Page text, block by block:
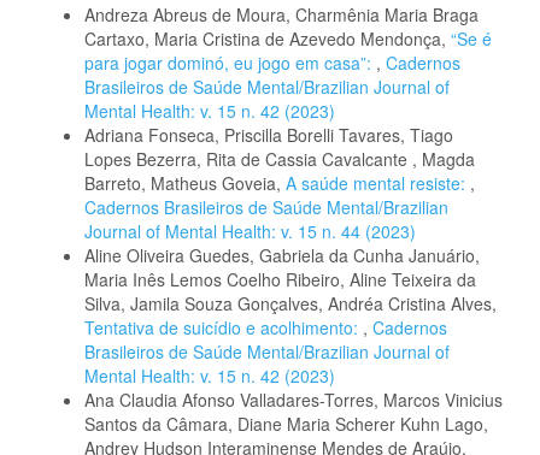
Andreza Abreus de Moura, Charmênia Maria Braga
Cartaxo, Maria Cristina de Azevedo Mendonça, “Se é
para jogar dominó, eu jogo em casa”: , Cadernos
Brasileiros de Saúde Mental/Brazilian Journal of
Mental Health: v. 15 n. 42 (2023)
Adriana Fonseca, Priscilla Borelli Tavares, Tiago
Lopes Bezerra, Rita de Cassia Cavalcante , Magda
Barreto, Matheus Goveia, A saúde mental resiste: ,
Cadernos Brasileiros de Saúde Mental/Brazilian
Journal of Mental Health: v. 15 n. 44 (2023)
Aline Oliveira Guedes, Gabriela da Cunha Januário,
Maria Inês Lemos Coelho Ribeiro, Aline Teixeira da
Silva, Jamila Souza Gonçalves, Andréa Cristina Alves,
Tentativa de suicídio e acolhimento: , Cadernos
Brasileiros de Saúde Mental/Brazilian Journal of
Mental Health: v. 15 n. 42 (2023)
Ana Claudia Afonso Valladares-Torres, Marcos Vinicius
Santos da Câmara, Diane Maria Scherer Kuhn Lago,
Andrey Hudson Interaminense Mendes de Araújo,